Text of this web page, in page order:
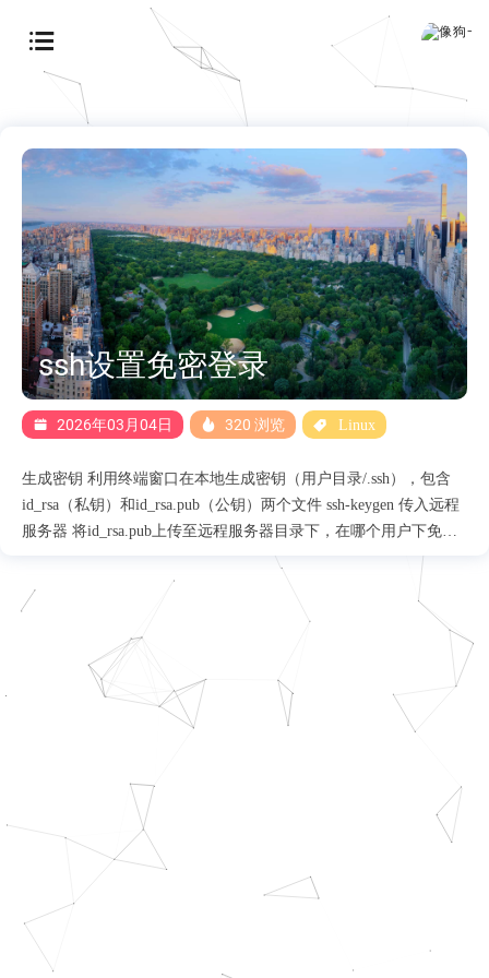
ssh设置免密登录
2026年03月04日 320 浏览 Linux
生成密钥 利用终端窗口在本地生成密钥（用户目录/.ssh），包含
id_rsa（私钥）和id_rsa.pub（公钥）两个文件 ssh-keygen 传入远程
服务器 将id_rsa.pub上传至远程服务器目录下，在哪个用户下免密
登录就要上传至对应用户根目录下的.ssh 写入authorized_keys touch
id_rsa.pub >> authorized_keys 设置成功 如果免密登录root用户的
话，到这里就结束了，如果想免密登录其它用户的话，可能会因为
SELinux限制而失败，此时还需要在远程服务器上执行下列命令：
restorecon -Rv ~/.ssh 原因在于有时候从其它用户下复制id_rsa.pub或
authorized_keys时，Linux服务器会出现安全上下文（Securi
Context）不匹配的情况，需要手动恢复